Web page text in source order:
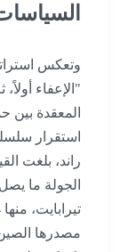
السياسات
وتعكس
"الإعفاء أولاً،
المعقدة بين
استقرار سلسلة
راند، بلغت
مصدرها الصين.